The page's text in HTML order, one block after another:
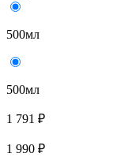
500мл
500мл
1 791 ₽
1 990 ₽